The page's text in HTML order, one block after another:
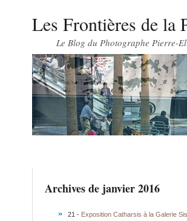
Les Frontières de la
Le Blog du Photographe Pierre-
Archives de janvier 2016
21 - Exposition Catharsis à la Galerie